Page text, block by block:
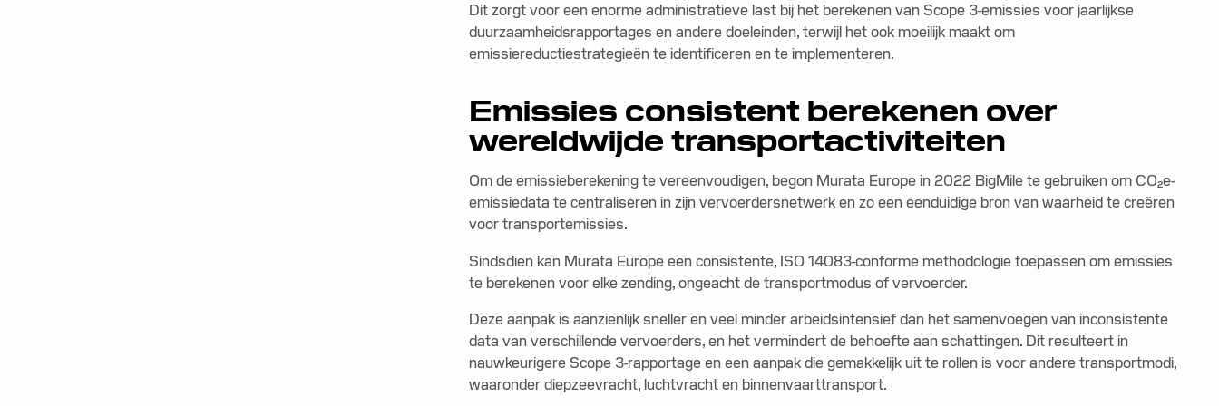
Dit zorgt voor een enorme administratieve last bij het berekenen van Scope 3-emissies voor jaarlijkse
duurzaamheidsrapportages en andere doeleinden, terwijl het ook moeilijk maakt om
emissiereductiestrategieën te identificeren en te implementeren.
Emissies consistent berekenen over
wereldwijde transportactiviteiten
Om de emissieberekening te vereenvoudigen, begon Murata Europe in 2022 BigMile te gebruiken om CO₂e-
emissiedata te centraliseren in zijn vervoerdersnetwerk en zo een eenduidige bron van waarheid te creëren
voor transportemissies.
Sindsdien kan Murata Europe een consistente, ISO 14083-conforme methodologie toepassen om emissies
te berekenen voor elke zending, ongeacht de transportmodus of vervoerder.
Deze aanpak is aanzienlijk sneller en veel minder arbeidsintensief dan het samenvoegen van inconsistente
data van verschillende vervoerders, en het vermindert de behoefte aan schattingen. Dit resulteert in
nauwkeurigere Scope 3-rapportage en een aanpak die gemakkelijk uit te rollen is voor andere transportmodi,
waaronder diepzeevracht, luchtvracht en binnenvaarttransport.